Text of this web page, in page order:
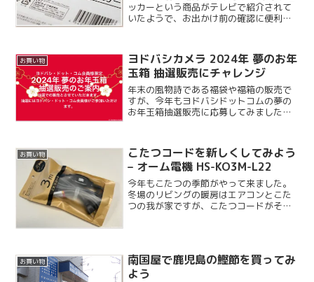
ッカーという商品がテレビで紹介されて
いたようで、お出かけ前の確認に便利だ
戻ってくるということがありますが、こ
れがあればそういったこ...
お買い物
ヨドバシカメラ 2024年 夢のお年
玉箱 抽選販売にチャレンジ
年末の風物詩である福袋や福箱の販売で
すが、今年もヨドバシドットコムの夢の
お年玉箱抽選販売に応募してみました。
りあえず今年も応募してみます。
お買い物
こたつコードを新しくしてみよう
– オーム電機 HS-KO3M-L22
今年もこたつの季節がやって来ました。
冬場のリビングの暖房はエアコンとこた
つの我が家ですが、こたつコードがそろ
お買い物
南国屋で鹿児島の鰹節を買ってみ
よう